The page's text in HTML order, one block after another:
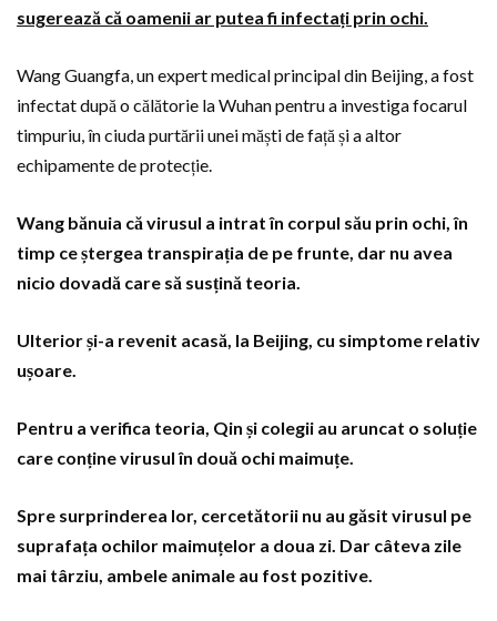
sugerează că oamenii ar putea fi infectați prin ochi.
Wang Guangfa, un expert medical principal din Beijing, a fost
infectat după o călătorie la Wuhan pentru a investiga focarul
timpuriu, în ciuda purtării unei măști de față și a altor
echipamente de protecție.
Wang bănuia că virusul a intrat în corpul său prin ochi, în
timp ce ștergea transpirația de pe frunte, dar nu avea
nicio dovadă care să susțină teoria.
Ulterior și-a revenit acasă, la Beijing, cu simptome relativ
ușoare.
Pentru a verifica teoria, Qin și colegii au aruncat o soluție
care conține virusul în două ochi maimuțe.
Spre surprinderea lor, cercetătorii nu au găsit virusul pe
suprafața ochilor maimuțelor a doua zi. Dar câteva zile
mai târziu, ambele animale au fost pozitive.